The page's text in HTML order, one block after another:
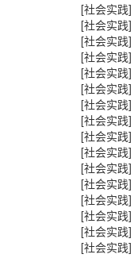
[社会实践]
[社会实践]
[社会实践]
[社会实践]
[社会实践]
[社会实践]
[社会实践]
[社会实践]
[社会实践]
[社会实践]
[社会实践]
[社会实践]
[社会实践]
[社会实践]
[社会实践]
[社会实践]